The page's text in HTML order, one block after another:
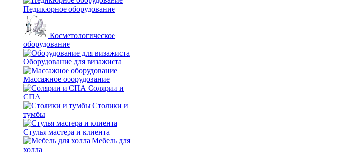
Педикюрное оборудование
Косметологическое
оборудование
Оборудование для визажиста
Массажное оборудование
Солярии и
СПА
Столики и
тумбы
Стулья мастера и клиента
Мебель для
холла